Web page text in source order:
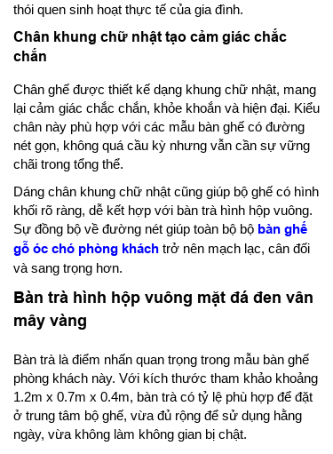
thói quen sinh hoạt thực tế của gia đình.
Chân khung chữ nhật tạo cảm giác chắc
chắn
Chân ghế được thiết kế dạng khung chữ nhật, mang
lại cảm giác chắc chắn, khỏe khoắn và hiện đại. Kiểu
chân này phù hợp với các mẫu bàn ghế có đường
nét gọn, không quá cầu kỳ nhưng vẫn cần sự vững
chãi trong tổng thể.
Dáng chân khung chữ nhật cũng giúp bộ ghế có hình
khối rõ ràng, dễ kết hợp với bàn trà hình hộp vuông.
Sự đồng bộ về đường nét giúp toàn bộ bộ bàn ghế
gỗ óc chó phòng khách trở nên mạch lạc, cân đối
và sang trọng hơn.
Bàn trà hình hộp vuông mặt đá đen vân
mây vàng
Bàn trà là điểm nhấn quan trọng trong mẫu bàn ghế
phòng khách này. Với kích thước tham khảo khoảng
1.2m x 0.7m x 0.4m, bàn trà có tỷ lệ phù hợp để đặt
ở trung tâm bộ ghế, vừa đủ rộng để sử dụng hằng
ngày, vừa không làm không gian bị chật.